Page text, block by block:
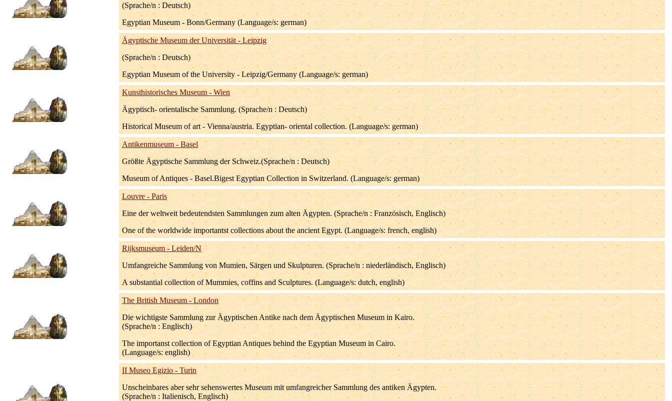
(Sprache/n : Deutsch)
Egyptian Museum - Bonn/Germany (Language/s: german)
Ägyptische Museum der Universität - Leipzig
(Sprache/n : Deutsch)
Egyptian Museum of the University - Leipzig/Germany (Language/s: german)
Kunsthistorisches Museum - Wien
Ägyptisch- orientalische Sammlung. (Sprache/n : Deutsch)
Historical Museum of art - Vienna/austria. Egyptian- oriental collection. (Language/s: german)
Antikenmuseum - Basel
Größte Ägyptische Sammlung der Schweiz.(Sprache/n : Deutsch)
Museum of Antiques - Basel.Bigest Egyptian Collection in Switzerland. (Language/s: german)
Louvre - Paris
Eine der weltweit bedeutendsten Sammlungen zum alten Ägypten. (Sprache/n : Französisch, Englisch)
One of the worldwide importantst collections about the ancient Egypt. (Language/s: french, english)
Rijksmuseum - Leiden/N
Umfangreiche Sammlung von Mumien, Särgen und Skulpturen. (Sprache/n : niederländisch, Englisch)
A substantial collection of Mummies, coffins and Sculptures. (Language/s: dutch, english)
The British Museum - London
Die wichtigste Sammlung zur Ägyptischen Antike nach dem Ägyptischen Museum in Kairo.
(Sprache/n : Englisch)
The importanst collection of Egyptian Antiques behind the Egyptian Museum in Cairo.
(Language/s: english)
II Museo Egizio - Turin
Unscheinbares aber sehr sehenswertes Museum mit umfangreicher Sammlung des antiken Ägypten.
(Sprache/n : Italienisch, Englisch)